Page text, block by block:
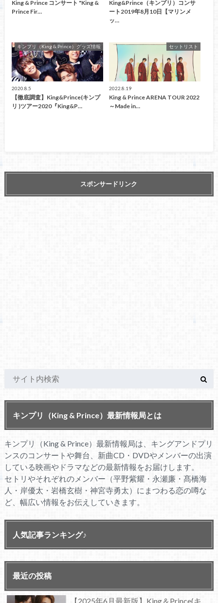
King & Prince コンサート "King &
Prince Fir…
King&Prince（キンプリ）コンサ
ート2019年8月10日【マリンメ
ッ…
キンプリ（King & Prince）グッズ情報
2020.8.5
【徹底調査】King&Prince(キンプ
リ )ツアー2020『King&P…
セットリスト
2022.8.19
King & Prince ARENA TOUR 2022
～Made in…
スポンサードリンク
キンプリ（King & Prince）最新情報局とは
キンプリ（King & Prince）最新情報局は、キングアンドプリ
ンスのコンサートや舞台、新曲CD・DVDやメンバーの出演
している映画やドラマなどの最新情報をお届けします。
セトリやそれぞれのメンバー（平野紫耀・永瀬廉・髙橋海
人・岸優太・岩橋玄樹・神宮寺勇太）にまつわる恋の噂な
ど、幅広い情報をお伝えしていきます。
人気記事ランキング♪
最近の投稿
【2025年6月最新版】King＆Prince(キ